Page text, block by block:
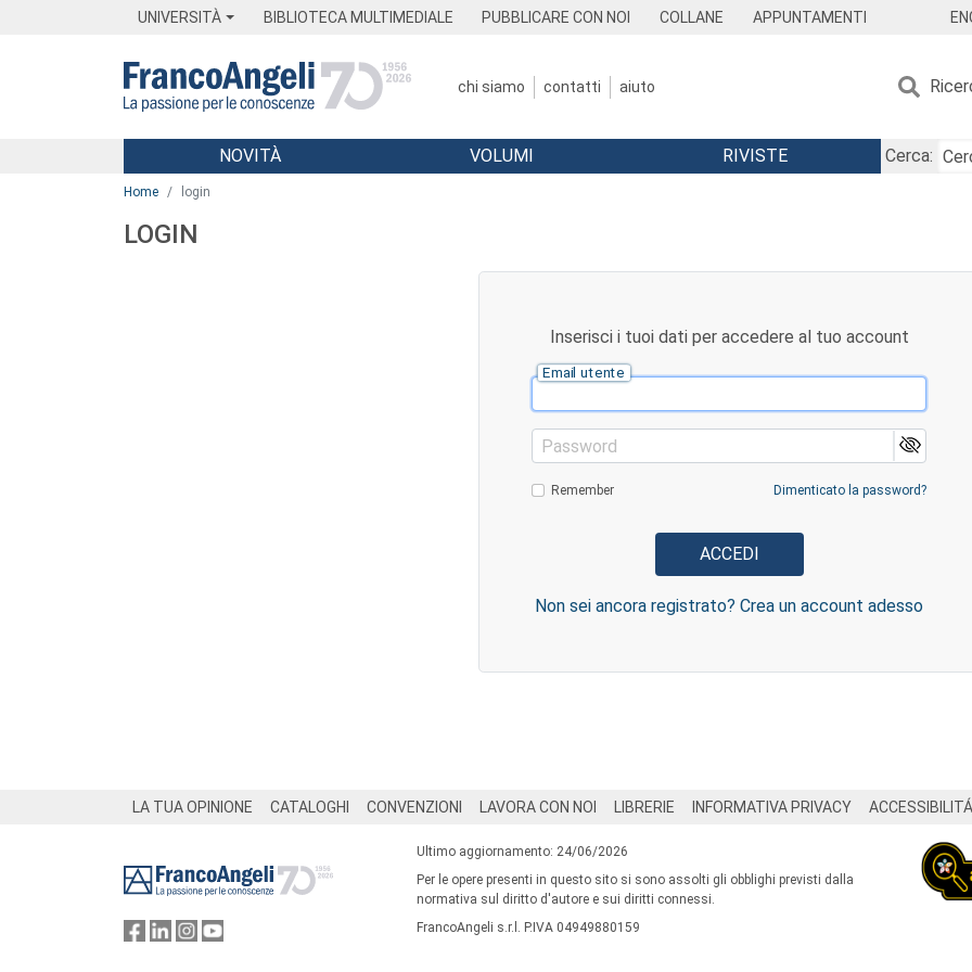
UNIVERSITÀ BIBLIOTECA MULTIMEDIALE PUBBLICARE CON NOI COLLANE APPUNTAMENTI
chi siamo contatti aiuto
Menu
NOVITÀ VOLUMI RIVISTE
Cerca:
Home login
LOGIN
Inserisci i tuoi dati per accedere al tuo account
Email utente
Password
Remember Dimenticato la password?
Non sei ancora registrato? Crea un account adesso
LA TUA OPINIONE CATALOGHI CONVENZIONI LAVORA CON NOI LIBRERIE INFORMATIVA PRIVACY ACCESSIBILITÁ
Ultimo aggiornamento: 24/06/2026
Per le opere presenti in questo sito si sono assolti gli obblighi previsti dalla
normativa sul diritto d'autore e sui diritti connessi.
FrancoAngeli s.r.l. P.IVA 04949880159